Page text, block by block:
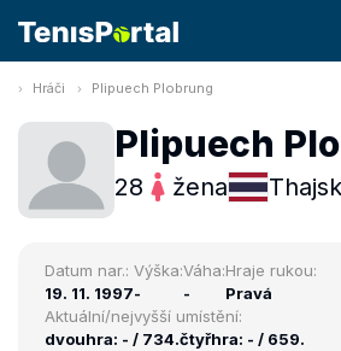
Hráči Plipuech Plobrung
Plipuech
28 žena
Datum nar.:
19. 11. 1997
Výška:
-
Váha:
-
Hraje rukou:
Pravá
Aktuální/nejvyšší umístění:
dvouhra: - / 734.čtyřhra: - / 659.